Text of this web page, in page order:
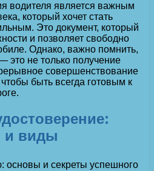
водителя является важным
который хочет стать
Это документ, который
и позволяет свободно
Однако, важно помнить,
это не только получение
совершенствование
быть всегда готовым к
и виды